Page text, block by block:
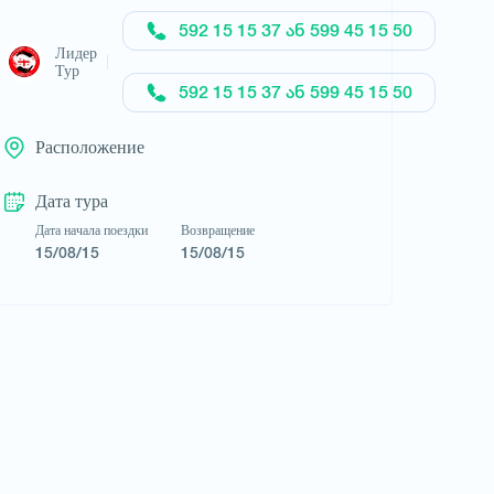
Запросить тур
Лидер
Тур
592 15 15 37 ან 599 45 15 50
592 15 15 37 ან 599 45 15 50
Расположение
Дата тура
Дата начала поездки
15/08/15
Возвращение
15/08/15